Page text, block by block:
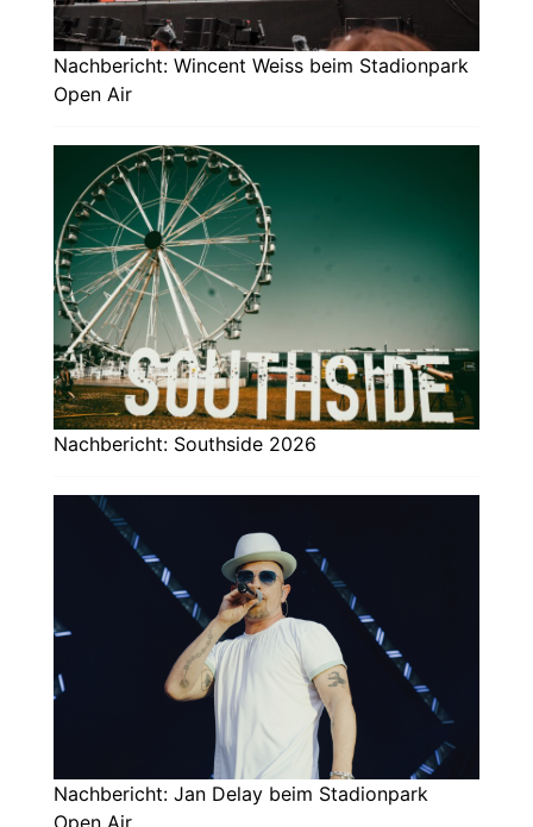
Nachbericht: Wincent Weiss beim Stadionpark
Open Air
Nachbericht: Southside 2026
Nachbericht: Jan Delay beim Stadionpark